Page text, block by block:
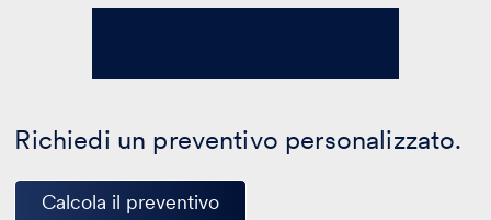
Richiedi un preventivo personalizzato.
Calcola il preventivo